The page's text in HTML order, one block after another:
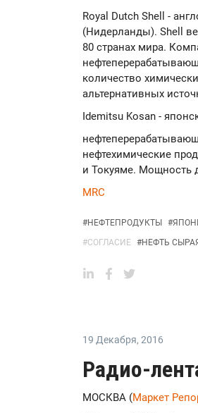
Royal Dutch Shell -
(Нидерланды). Shell
80 странах мира.
количество
альтернативных
Idemitsu Kosan -
нефтехимические
и Токуяме. Мощность
MRC
#НЕФТЕПРОДУКТЫ #
#СОГЛАСИЕ #НЕФТЬ
19 Декабря, 2016
Радио-
МОСКВА (Маркет